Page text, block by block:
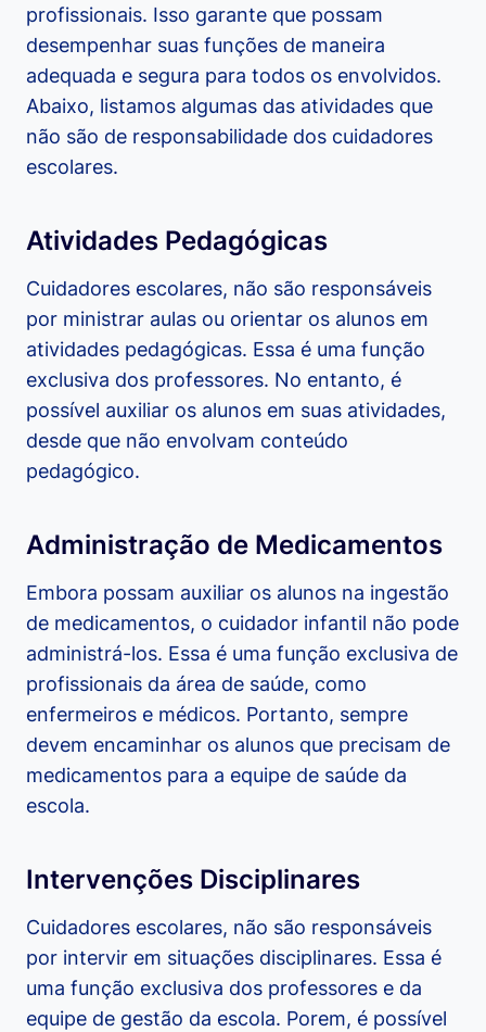
profissionais. Isso garante que possam
desempenhar suas funções de maneira
adequada e segura para todos os envolvidos.
Abaixo, listamos algumas das atividades que
não são de responsabilidade dos cuidadores
escolares.
Atividades Pedagógicas
Cuidadores escolares, não são responsáveis
por ministrar aulas ou orientar os alunos em
atividades pedagógicas. Essa é uma função
exclusiva dos professores. No entanto, é
possível auxiliar os alunos em suas atividades,
desde que não envolvam conteúdo
pedagógico.
Administração de Medicamentos
Embora possam auxiliar os alunos na ingestão
de medicamentos, o cuidador infantil não pode
administrá-los. Essa é uma função exclusiva de
profissionais da área de saúde, como
enfermeiros e médicos. Portanto, sempre
devem encaminhar os alunos que precisam de
medicamentos para a equipe de saúde da
escola.
Intervenções Disciplinares
Cuidadores escolares, não são responsáveis
por intervir em situações disciplinares. Essa é
uma função exclusiva dos professores e da
equipe de gestão da escola. Porem, é possível